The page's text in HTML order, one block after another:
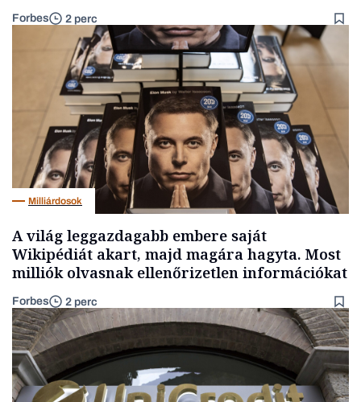
Forbes 2 perc
Milliárdosok
A világ leggazdagabb embere saját
Wikipédiát akart, majd magára hagyta. Most
milliók olvasnak ellenőrizetlen információkat
Forbes 2 perc